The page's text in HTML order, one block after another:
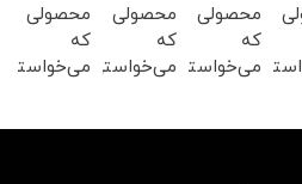
محصولی
که
می‌خواستی
محصولی
که
می‌خواستی
محصولی
که
می‌خواستی